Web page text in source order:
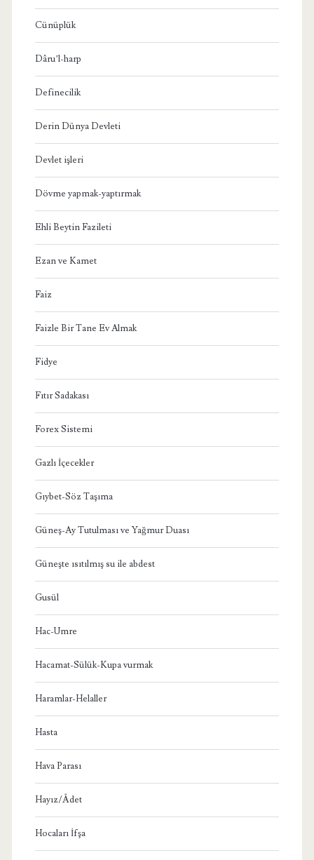
Cünüplük
Dâru’l-harp
Definecilik
Derin Dünya Devleti
Devlet işleri
Dövme yapmak-yaptırmak
Ehli Beytin Fazileti
Ezan ve Kamet
Faiz
Faizle Bir Tane Ev Almak
Fidye
Fıtır Sadakası
Forex Sistemi
Gazlı İçecekler
Gıybet-Söz Taşıma
Güneş-Ay Tutulması ve Yağmur Duası
Güneşte ısıtılmış su ile abdest
Gusül
Hac-Umre
Hacamat-Sülük-Kupa vurmak
Haramlar-Helaller
Hasta
Hava Parası
Hayız/Âdet
Hocaları İfşa